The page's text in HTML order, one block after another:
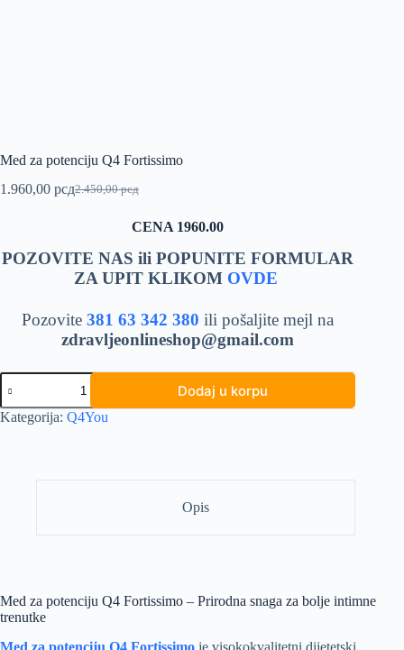
Med za potenciju Q4 Fortissimo
2.450,00рсд
Originalna
2.450,00 рсд.
1.960,00 рсдTrenutna
CENA 1960.00
POZOVITE NAS ili POPUNITE FORMULAR
ZA UPIT KLIKOM OVDE
Pozovite381 63 342 380 ili pošaljite mejl na
zdravljeonlineshop@gmail.com
Med
za
potenciju
Q4
Dodaj u korpu
Kategorija: Q4You
Opis
Med za potenciju Q4 Fortissimo – Prirodna snaga za bolje intimne
trenutke
Med za potenciju Q4 Fortissimo je visokokvalitetni dijetetski